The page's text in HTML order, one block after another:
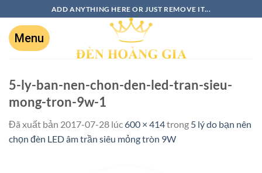
ADD ANYTHING HERE OR JUST REMOVE IT...
5-ly-ban-nen-chon-den-led-tran-sieu-
mong-tron-9w-1
Đã xuất bản 2017-07-28 lúc600 × 414trong 5 lý do bạn nên
chọn đèn LED âm trần siêu mỏng tròn 9W